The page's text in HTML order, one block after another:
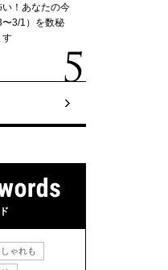
！あなたの今
3/1）を数秘
す
ゃれも